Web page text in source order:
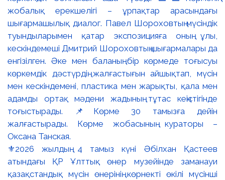
⚜️2026 жылдың 4 тамыз күні Әбілхан Қастеев
атындағы ҚР Ұлттық өнер музейінде заманауи
қазақстандық мүсін өнерінің көрнекті өкілі мүсінші